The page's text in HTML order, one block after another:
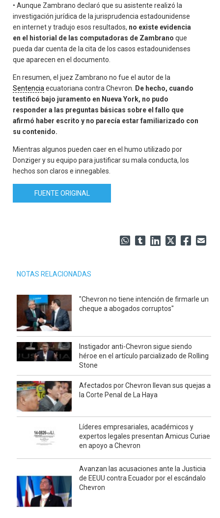
• Aunque Zambrano declaró que su asistente realizó la
investigación jurídica de la jurisprudencia estadounidense
en internet y tradujo esos resultados, no existe evidencia
en el historial de las computadoras de Zambrano que
pueda dar cuenta de la cita de los casos estadounidenses
que aparecen en el documento.
En resumen, el juez Zambrano no fue el autor de la
Sentencia ecuatoriana contra Chevron.
De hecho, cuando
testificó bajo juramento en Nueva York, no pudo
responder a las preguntas básicas sobre el fallo que
afirmó haber escrito y no parecía estar familiarizado con
su contenido.
Mientras algunos pueden caer en el humo utilizado por
Donziger y su equipo para justificar su mala conducta, los
hechos son claros e innegables.
FUENTE ORIGINAL
NOTAS RELACIONADAS
"Chevron no tiene intención de firmarle un
cheque a abogados corruptos"
Instigador anti-Chevron sigue siendo
héroe en el artículo parcializado de Rolling
Stone
Afectados por Chevron llevan sus quejas a
la Corte Penal de La Haya
Líderes empresariales, académicos y
expertos legales presentan Amicus Curiae
en apoyo a Chevron
Avanzan las acusaciones ante la Justicia
de EEUU contra Ecuador por el escándalo
Chevron